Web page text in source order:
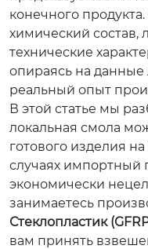
конечного
химический состав,
технические
опираясь на данные
реальный опыт
В этой статье мы
локальная смола
готового изделия на
случаях импортный
экономически
занимаетесь
Стеклопластик
вам принять